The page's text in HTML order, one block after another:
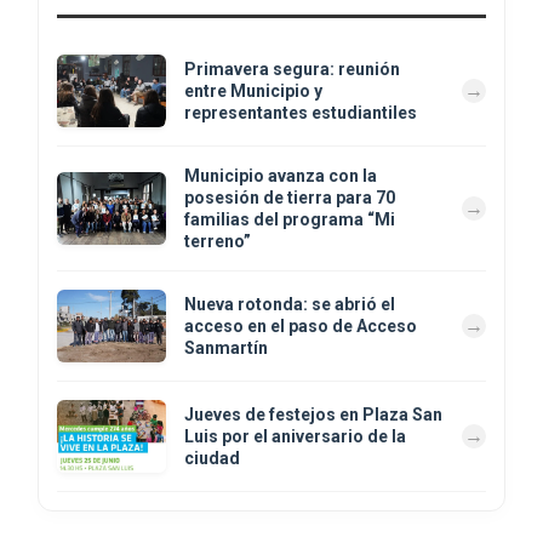
Primavera segura: reunión
entre Municipio y
representantes estudiantiles
Municipio avanza con la
posesión de tierra para 70
familias del programa “Mi
terreno”
Nueva rotonda: se abrió el
acceso en el paso de Acceso
Sanmartín
Jueves de festejos en Plaza San
Luis por el aniversario de la
ciudad